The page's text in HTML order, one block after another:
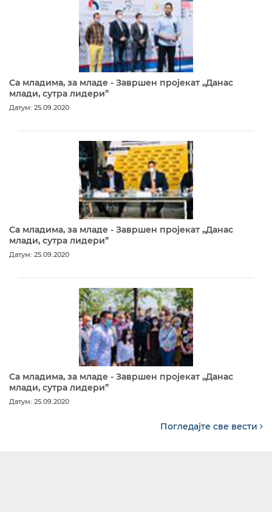
Са младима, за младе - Завршен пројекат „Данас
млади, сутра лидери”
Датум: 25.09.2020
Са младима, за младе - Завршен пројекат „Данас
млади, сутра лидери”
Датум: 25.09.2020
Са младима, за младе - Завршен пројекат „Данас
млади, сутра лидери”
Датум: 25.09.2020
Погледајте све вести